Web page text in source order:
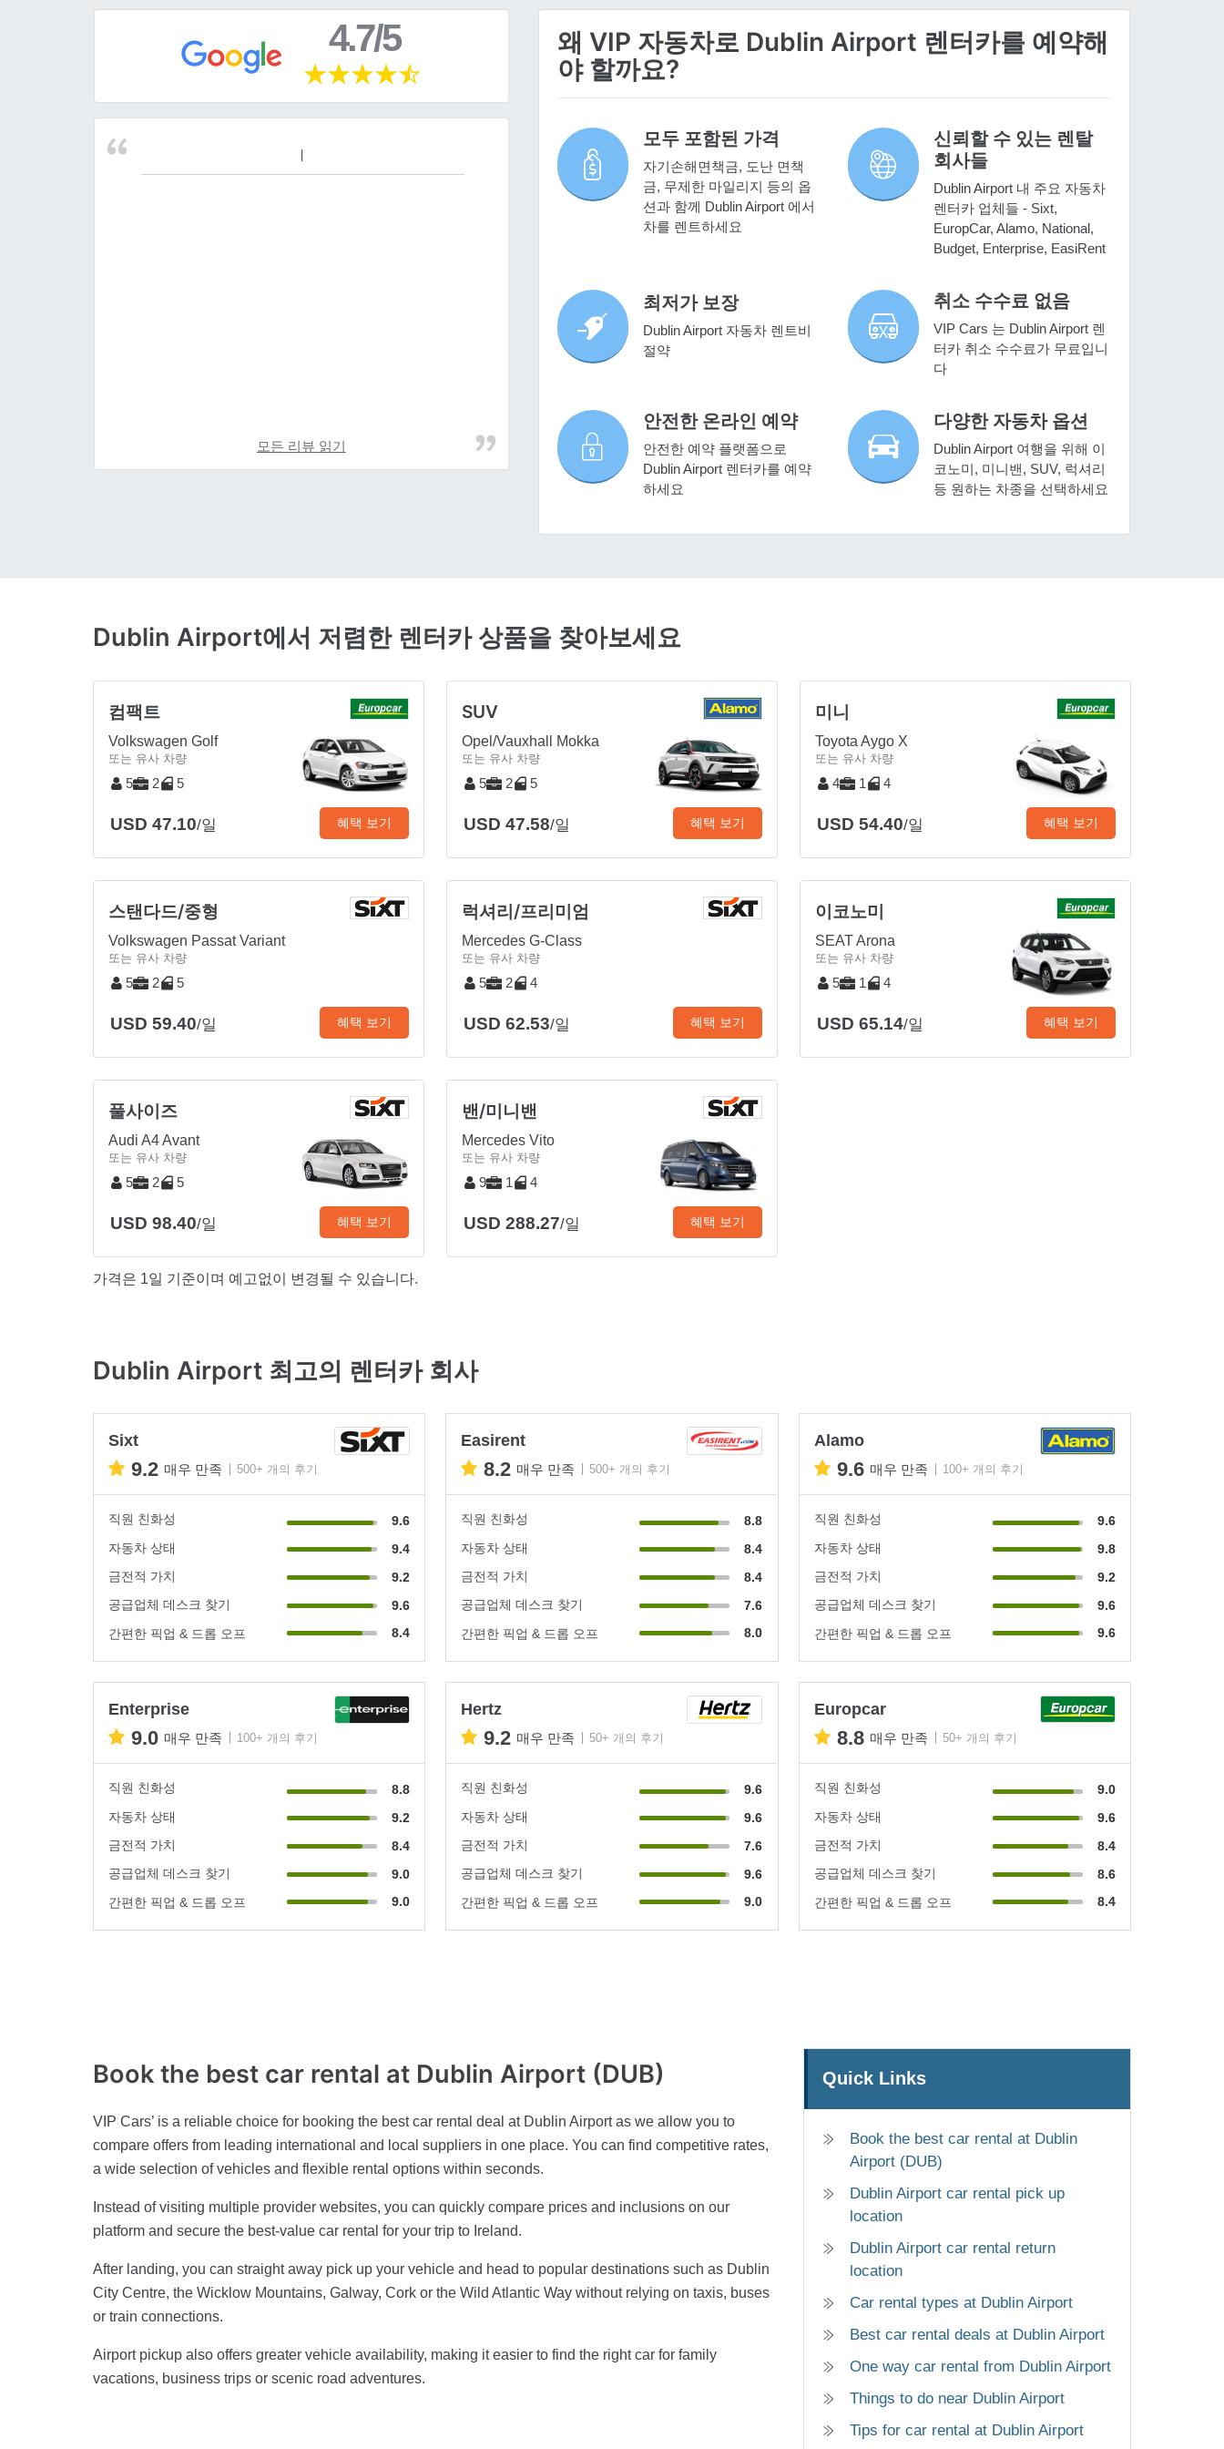
4.7/5
모든 리뷰 읽기
왜 VIP 자동차로 Dublin Airport 렌터카를 예약해
야 할까요?
모두 포함된 가격
자기손해면책금, 도난 면책
금, 무제한 마일리지 등의 옵
션과 함께 Dublin Airport 에서
차를 렌트하세요
신뢰할 수 있는 렌탈
회사들
Dublin Airport 내 주요 자동차
렌터카 업체들 - Sixt,
EuropCar, Alamo, National,
Budget, Enterprise, EasiRent
최저가 보장
Dublin Airport 자동차 렌트비
절약
취소 수수료 없음
VIP Cars 는 Dublin Airport 렌
터카 취소 수수료가 무료입니
다
안전한 온라인 예약
안전한 예약 플랫폼으로
Dublin Airport 렌터카를 예약
하세요
다양한 자동차 옵션
Dublin Airport 여행을 위해 이
코노미, 미니밴, SUV, 럭셔리
등 원하는 차종을 선택하세요
Dublin Airport에서 저렴한 렌터카 상품을 찾아보세요
컴팩트
Volkswagen Golf
또는 유사 차량
5 2 5
USD 47.10/일 혜택 보기
SUV
Opel/Vauxhall Mokka
또는 유사 차량
5 2 5
USD 47.58/일 혜택 보기
미니
Toyota Aygo X
또는 유사 차량
4 1 4
USD 54.40/일 혜택 보기
스탠다드/중형
Volkswagen Passat Variant
또는 유사 차량
5 2 5
USD 59.40/일 혜택 보기
럭셔리/프리미엄
Mercedes G-Class
또는 유사 차량
5 2 4
USD 62.53/일 혜택 보기
이코노미
SEAT Arona
또는 유사 차량
5 1 4
USD 65.14/일 혜택 보기
풀사이즈
Audi A4 Avant
또는 유사 차량
5 2 5
USD 98.40/일 혜택 보기
밴/미니밴
Mercedes Vito
또는 유사 차량
9 1 4
USD 288.27/일 혜택 보기
가격은 1일 기준이며 예고없이 변경될 수 있습니다.
Dublin Airport 최고의 렌터카 회사
Sixt
9.2 매우 만족 500+ 개의 후기
직원 친화성
9.6
자동차 상태
9.4
금전적 가치
9.2
공급업체 데스크 찾기
9.6
간편한 픽업 & 드롭 오프
8.4
Easirent
8.2 매우 만족 500+ 개의 후기
직원 친화성
8.8
자동차 상태
8.4
금전적 가치
8.4
공급업체 데스크 찾기
7.6
간편한 픽업 & 드롭 오프
8.0
Alamo
9.6 매우 만족 100+ 개의 후기
직원 친화성
9.6
자동차 상태
9.8
금전적 가치
9.2
공급업체 데스크 찾기
9.6
간편한 픽업 & 드롭 오프
9.6
Enterprise
9.0 매우 만족 100+ 개의 후기
직원 친화성
8.8
자동차 상태
9.2
금전적 가치
8.4
공급업체 데스크 찾기
9.0
간편한 픽업 & 드롭 오프
9.0
Hertz
9.2 매우 만족 50+ 개의 후기
직원 친화성
9.6
자동차 상태
9.6
금전적 가치
7.6
공급업체 데스크 찾기
9.6
간편한 픽업 & 드롭 오프
9.0
Europcar
8.8 매우 만족 50+ 개의 후기
직원 친화성
9.0
자동차 상태
9.6
금전적 가치
8.4
공급업체 데스크 찾기
8.6
간편한 픽업 & 드롭 오프
8.4
Quick Links
Book the best car rental at Dublin
Airport (DUB)
Dublin Airport car rental pick up
location
Dublin Airport car rental return
location
Car rental types at Dublin Airport
Best car rental deals at Dublin Airport
One way car rental from Dublin Airport
Things to do near Dublin Airport
Tips for car rental at Dublin Airport
Book the best car rental at Dublin Airport (DUB)
VIP Cars’ is a reliable choice for booking the best car rental deal at Dublin Airport as we allow you to
compare offers from leading international and local suppliers in one place. You can find competitive rates,
a wide selection of vehicles and flexible rental options within seconds.
Instead of visiting multiple provider websites, you can quickly compare prices and inclusions on our
platform and secure the best-value car rental for your trip to Ireland.
After landing, you can straight away pick up your vehicle and head to popular destinations such as Dublin
City Centre, the Wicklow Mountains, Galway, Cork or the Wild Atlantic Way without relying on taxis, buses
or train connections.
Airport pickup also offers greater vehicle availability, making it easier to find the right car for family
vacations, business trips or scenic road adventures.